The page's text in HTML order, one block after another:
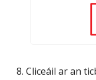
Cliceáil ar an